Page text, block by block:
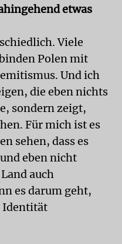
etwas
Viele
Polen mit
Und ich
die eben nichts
sondern zeigt,
Für mich ist es
sehen, dass es
eben nicht
auch
es darum geht,
Identität